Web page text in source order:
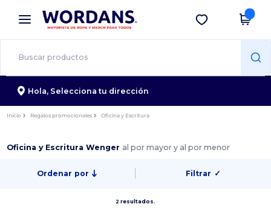
× App de Wordans
¡Mejores precios en app!
Descargar app
Hola, Selecciona tu dirección
Inicio Regalos promocionales Oficina y Escritura
Oficina y Escritura Wenger al por mayor y al por menor
Ordenar por Filtrar ✓
2 resultados.